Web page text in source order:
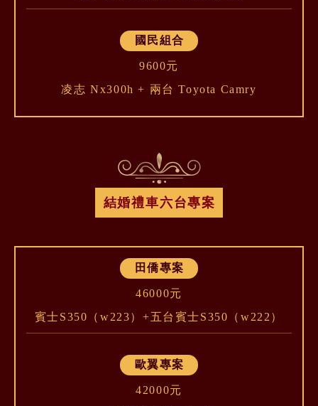
國民組合
9600元
凌志 Nx300h + 兩台 Toyota Camry
結婚禮車六台專案
田僑專案
46000元
賓士S350（w223）+五台賓士S350（w222）
歐翼專案
42000元